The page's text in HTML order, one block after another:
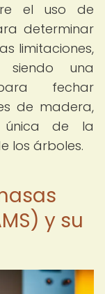
el uso de
determinar
limitaciones,
siendo una
fechar
de madera,
única de la
los árboles.
y su